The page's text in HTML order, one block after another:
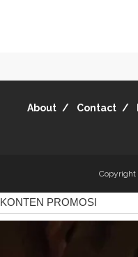
About Contact
Copyright